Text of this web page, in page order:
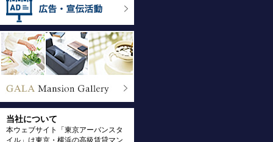
当社について
本ウェブサイト「東京アーバンスタ
イル」は東京・横浜の高級賃貸マン